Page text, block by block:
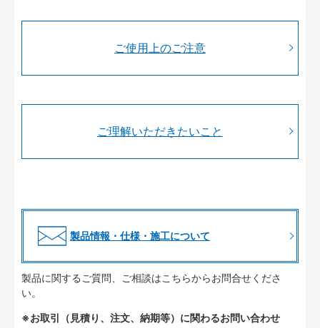
ご使用上のご注意
ご理解いただきたいこと
製品情報・仕様・施工について
製品に関するご質問、ご相談はこちらからお問合せくださ
い。
※お取引（見積り、注文、納期等）に関わるお問い合わせ